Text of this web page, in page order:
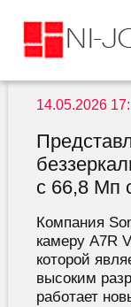
14.05.2026
с 66,8 Мп
Компания
камеру A7R
которой
высоким
работает